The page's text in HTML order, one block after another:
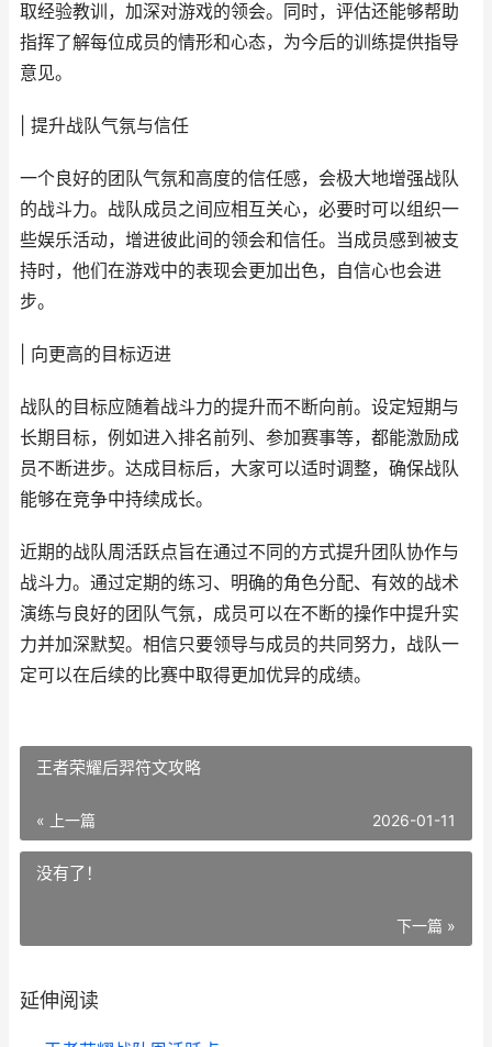
取经验教训，加深对游戏的领会。同时，评估还能够帮助
指挥了解每位成员的情形和心态，为今后的训练提供指导
意见。
| 提升战队气氛与信任
一个良好的团队气氛和高度的信任感，会极大地增强战队
的战斗力。战队成员之间应相互关心，必要时可以组织一
些娱乐活动，增进彼此间的领会和信任。当成员感到被支
持时，他们在游戏中的表现会更加出色，自信心也会进
步。
| 向更高的目标迈进
战队的目标应随着战斗力的提升而不断向前。设定短期与
长期目标，例如进入排名前列、参加赛事等，都能激励成
员不断进步。达成目标后，大家可以适时调整，确保战队
能够在竞争中持续成长。
近期的战队周活跃点旨在通过不同的方式提升团队协作与
战斗力。通过定期的练习、明确的角色分配、有效的战术
演练与良好的团队气氛，成员可以在不断的操作中提升实
力并加深默契。相信只要领导与成员的共同努力，战队一
定可以在后续的比赛中取得更加优异的成绩。
王者荣耀后羿符文攻略
« 上一篇 2026-01-11
没有了！
下一篇 »
延伸阅读